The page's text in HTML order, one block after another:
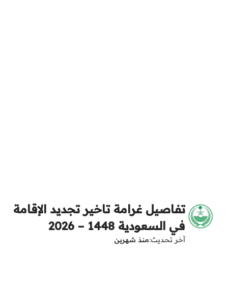
تفاصيل غرامة تاخير تجديد الإقامة
في السعودية 1448 – 2026
آخر تحديث منذ شهرين